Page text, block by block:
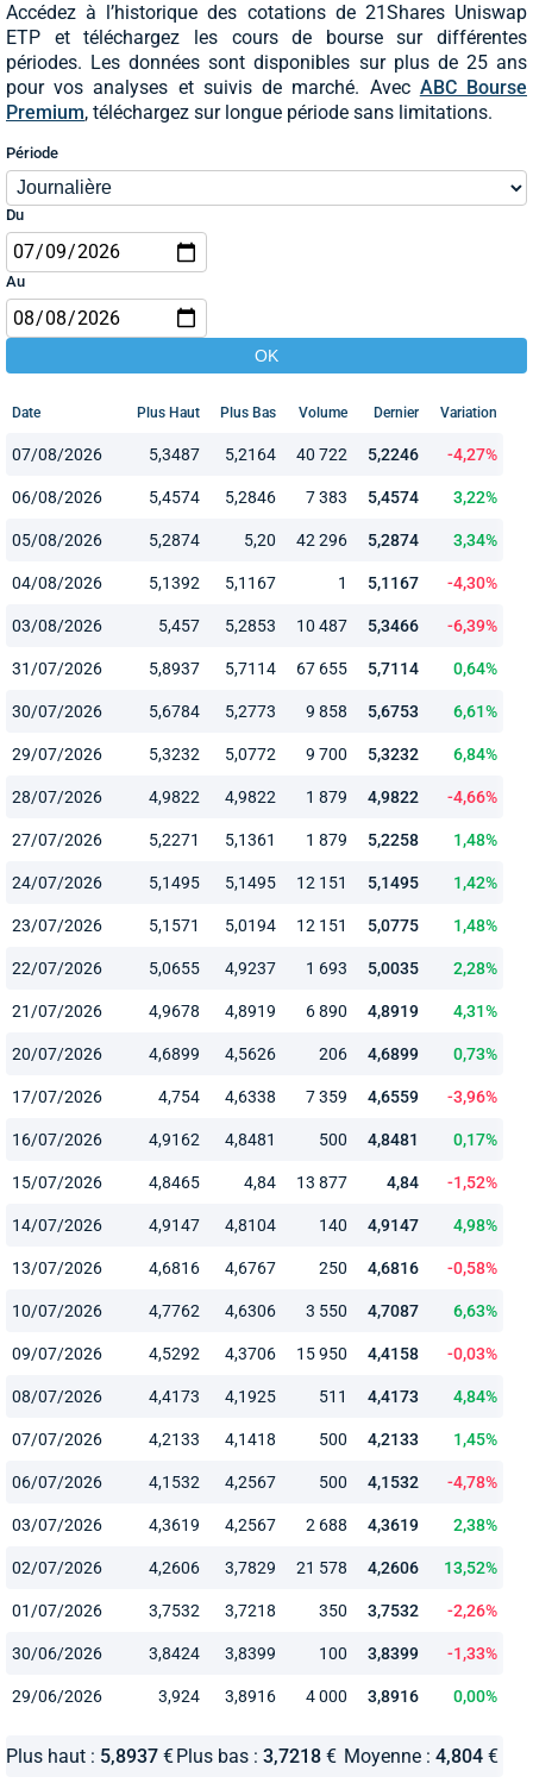
Accédez à l’historique des cotations de 21Shares Uniswap
ETP et téléchargez les cours de bourse sur différentes
périodes. Les données sont disponibles sur plus de 25 ans
pour vos analyses et suivis de marché. Avec ABC Bourse
Premium, téléchargez sur longue période sans limitations.
Période
Du
Au
Date Plus Haut Plus Bas Volume Dernier Variation
07/08/2026 5,3487 5,2164 40 722 5,2246 -4,27%
06/08/2026 5,4574 5,2846 7 383 5,4574 3,22%
05/08/2026 5,2874 5,20 42 296 5,2874 3,34%
04/08/2026 5,1392 5,1167 1 5,1167 -4,30%
03/08/2026 5,457 5,2853 10 487 5,3466 -6,39%
31/07/2026 5,8937 5,7114 67 655 5,7114 0,64%
30/07/2026 5,6784 5,2773 9 858 5,6753 6,61%
29/07/2026 5,3232 5,0772 9 700 5,3232 6,84%
28/07/2026 4,9822 4,9822 1 879 4,9822 -4,66%
27/07/2026 5,2271 5,1361 1 879 5,2258 1,48%
24/07/2026 5,1495 5,1495 12 151 5,1495 1,42%
23/07/2026 5,1571 5,0194 12 151 5,0775 1,48%
22/07/2026 5,0655 4,9237 1 693 5,0035 2,28%
21/07/2026 4,9678 4,8919 6 890 4,8919 4,31%
20/07/2026 4,6899 4,5626 206 4,6899 0,73%
17/07/2026 4,754 4,6338 7 359 4,6559 -3,96%
16/07/2026 4,9162 4,8481 500 4,8481 0,17%
15/07/2026 4,8465 4,84 13 877 4,84 -1,52%
14/07/2026 4,9147 4,8104 140 4,9147 4,98%
13/07/2026 4,6816 4,6767 250 4,6816 -0,58%
10/07/2026 4,7762 4,6306 3 550 4,7087 6,63%
09/07/2026 4,5292 4,3706 15 950 4,4158 -0,03%
08/07/2026 4,4173 4,1925 511 4,4173 4,84%
07/07/2026 4,2133 4,1418 500 4,2133 1,45%
06/07/2026 4,1532 4,2567 500 4,1532 -4,78%
03/07/2026 4,3619 4,2567 2 688 4,3619 2,38%
02/07/2026 4,2606 3,7829 21 578 4,2606 13,52%
01/07/2026 3,7532 3,7218 350 3,7532 -2,26%
30/06/2026 3,8424 3,8399 100 3,8399 -1,33%
29/06/2026 3,924 3,8916 4 000 3,8916 0,00%
Plus haut : 5,8937 €Plus bas : 3,7218€ Moyenne : 4,804€